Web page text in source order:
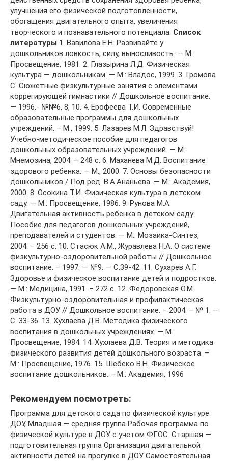
улучшения его физической подготовленности,
обогащения двигательного опыта, увеличения
творческого и познавательного потенциала. Список
литературы 1. Вавилова Е.Н. Развивайте у
дошкольников ловкость, силу, выносливость. — М.:
Просвещение, 1981. 2. Глазырина Л.Д. Физическая
культура — дошкольникам. — М.: Владос, 1999. 3. Громова
С. Сюжетные физкультурные занятия с элементами
коррегирующей гимнастики // Дошкольное воспитание.
— 1996.- №№6, 8, 10. 4. Ерофеева Т.И. Современные
образовательные программы для дошкольных
учреждений. – М., 1999. 5. Лазарев М.Л. Здравствуй!
Учебно-методическое пособие для педагогов
дошкольных образовательных учреждений. — М.:
Мнемозина, 2004. – 248 с. 6. Маханева М.Д. Воспитание
здорового ребенка. — М., 2000. 7. Основы безопасности
дошкольников / Под ред. В.А.Ананьева. — М.: Академия,
2000. 8. Осокина Т.И. Физическая культура в детском
саду. — М.: Просвещение, 1986. 9. Рунова М.А.
Двигательная активность ребенка в детском саду:
Пособие для педагогов дошкольных учреждений,
преподавателей и студентов. — М.: Мозаика-Синтез,
2004. – 256 с. 10. Стасюк А.М., Журавлева Н.А. О системе
физкультурно-оздоровительной работы // Дошкольное
воспитание. – 1997. — №9. — С.39-42. 11. Сухарев А.Г.
Здоровье и физическое воспитание детей и подростков.
— М.: Медицина, 1991. – 272 с. 12. Федоровская О.М.
Физкультурно-оздоровительная и профилактическая
работа в ДОУ // Дошкольное воспитание. – 2004. – № 1. –
С. 33-36. 13. Хухлаева Д.В. Методика физического
воспитания в дошкольных учреждениях. — М.:
Просвещение, 1984. 14. Хухлаева Д.В. Теория и методика
физического развития детей дошкольного возраста. –
М.: Просвещение, 1976. 15. Шебеко В.Н. Физическое
воспитание дошкольников. – М.: Академия, 1996
Рекомендуем посмотреть:
Программа для детского сада по физической культуре
ДОУ, Младшая — средняя группа Рабочая программа по
физической культуре в ДОУ с учетом ФГОС. Старшая —
подготовительная группа Организация двигательной
активности детей на прогулке в ДОУ Самостоятельная